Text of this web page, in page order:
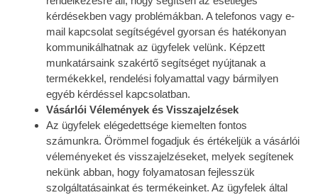
kérdésekben vagy problémákban. A telefonos vagy e-
mail kapcsolat segítségével gyorsan és hatékonyan
kommunikálhatnak az ügyfelek velünk. Képzett
munkatársaink szakértő segítséget nyújtanak a
termékekkel, rendelési folyamattal vagy bármilyen
egyéb kérdéssel kapcsolatban.
Vásárlói Vélemények és Visszajelzések
Az ügyfelek elégedettsége kiemelten fontos
számunkra. Örömmel fogadjuk és értékeljük a vásárlói
véleményeket és visszajelzéseket, melyek segítenek
nekünk abban, hogy folyamatosan fejlesszük
szolgáltatásainkat és termékeinket. Az ügyfelek által